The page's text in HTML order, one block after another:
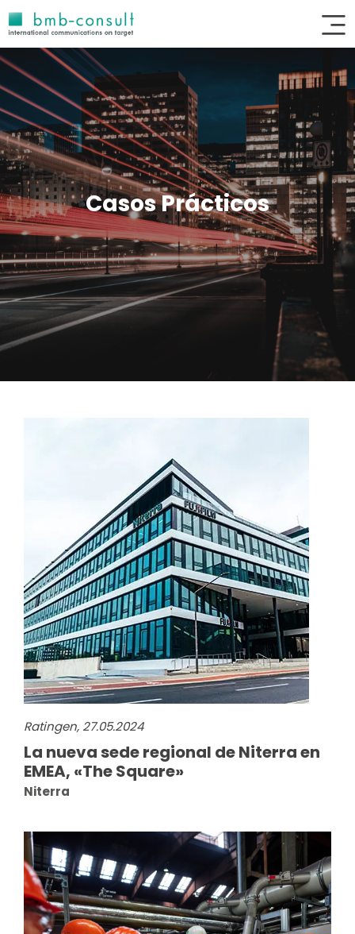
Casos Prácticos
Ratingen, 27.05.2024
La nueva sede regional de Niterra en
EMEA, «The Square»
Niterra